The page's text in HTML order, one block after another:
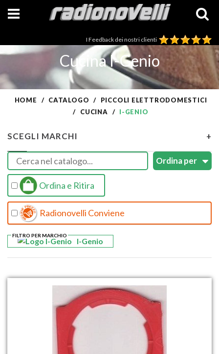
I Feedback dei nostri clienti
Cucina I-Genio
HOME CATALOGO
PICCOLI ELETTRODOMESTICI
CUCINA
I-GENIO
SCEGLI MARCHI +
Ordina e Ritira
Radionovelli Conviene
I-Genio
FILTRO PER MARCHIO